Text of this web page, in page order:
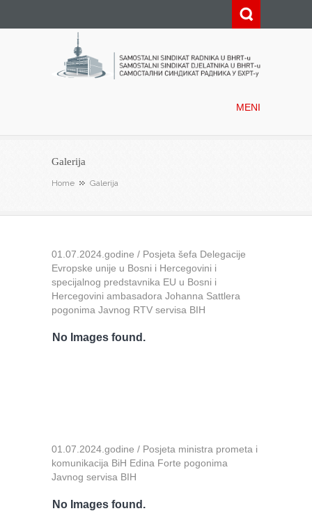
MENI
Galerija
Home Galerija
01.07.2024.godine / Posjeta šefa Delegacije
Evropske unije u Bosni i Hercegovini i
specijalnog predstavnika EU u Bosni i
Hercegovini ambasadora Johanna Sattlera
pogonima Javnog RTV servisa BIH
No Images found.
01.07.2024.godine / Posjeta ministra prometa i
komunikacija BiH Edina Forte pogonima
Javnog servisa BIH
No Images found.